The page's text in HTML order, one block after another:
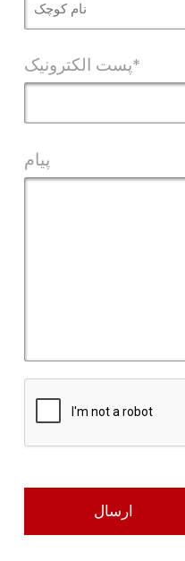
پست الکترونیک*
پیام